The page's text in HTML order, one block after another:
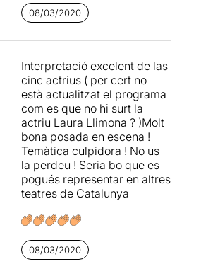
Un altrepersonatge clau és
indispensable per filar la
narrativa d’aquesta obra
Delicada, dolça i, al mateix
temps, punyent.
Un vegada més, es fa un
cop d’ull a una història que
no s’ha d’oblidar. Amb una
estructura àgil i atraient,
deixa a l’espectador/a, en
sortir del teatre, amb un
sabor agredolç per haver
dura, però alhora
esperançadora i plaent
08/03/2020
Interpretació excelent de las
cinc actrius ( per cert no
està actualitzat el programa
com es que no hi surt la
actriu Laura Llimona ? )Molt
bona posada en escena !
Temàtica culpidora ! No us
la perdeu ! Seria bo que es
pogués representar en altres
teatres de Catalunya
08/03/2020